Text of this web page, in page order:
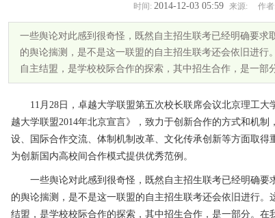
时间: 2014-12-03 05:59 来源: 作者:
一些舆论对此感到很奇怪，既然自主招生联考已经明确要求
的舆论揣测，是不是这一联盟的自主招生联考还会依旧进行
自主结盟，是学校校际合作的探索，其中招生合作，是一部
11月28日，卓越大学联盟第五次校长联席会议北京理工
越大学联盟2014年北京宣言》，致力于创新合作的方式和机
设、国际合作交流、体制机制改革、文化传承创新等方面取
为创新国内高校间合作模式提供优秀范例。
一些舆论对此感到很奇怪，既然自主招生联考已经明确要
的舆论揣测，是不是这一联盟的自主招生联考还会依旧进行
结盟，是学校校际合作的探索，其中招生合作，是一部分。